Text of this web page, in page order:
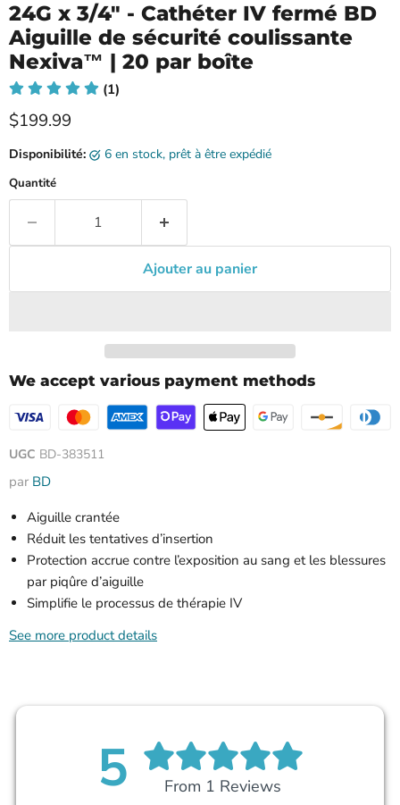
24G x 3/4" - Cathéter IV fermé BD
Aiguille de sécurité coulissante
Nexiva™ | 20 par boîte
(1)
Prix ​​actuel
$199.99
Disponibilité: 6 en stock, prêt à être expédié
Quantité
Ajouter au panier
We accept various payment methods
UGC BD-383511
par BD
Aiguille crantée
Réduit les tentatives d’insertion
Protection accrue contre l’exposition au sang et les blessures
par piqûre d’aiguille
Simplifie le processus de thérapie IV
See more product details
5 From 1 Reviews